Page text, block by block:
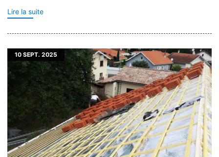
Lire la suite
10 SEPT. 2025